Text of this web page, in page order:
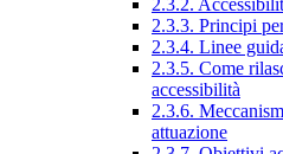
2.3.2.
2.3.3. Principi
2.3.4. Linee
2.3.5. Come
accessibilità
2.3.6.
attuazione